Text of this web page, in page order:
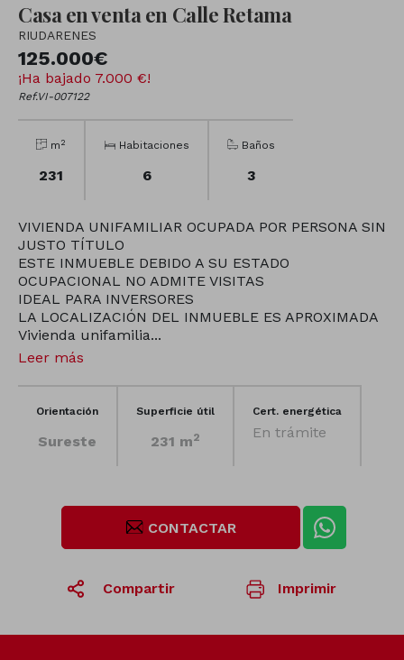
Casa en venta en Calle Retama
RIUDARENES
125.000€
¡Ha bajado 7.000 €!
Ref.VI-007122
m 2
231
Habitaciones
6
Baños
3
VIVIENDA UNIFAMILIAR OCUPADA POR PERSONA SIN
JUSTO TÍTULO
ESTE INMUEBLE DEBIDO A SU ESTADO
OCUPACIONAL NO ADMITE VISITAS
IDEAL PARA INVERSORES
LA LOCALIZACIÓN DEL INMUEBLE ES APROXIMADA
Vivienda unifamilia...
Leer más
Orientación
Sureste
Superficie útil
231 m2
Cert. energética
En trámite
CONTACTAR
Compartir Imprimir